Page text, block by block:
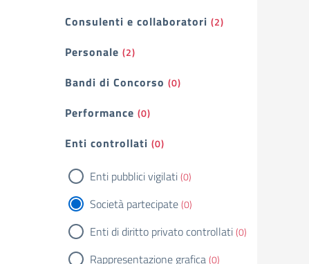
Consulenti e collaboratori (2)
Personale (2)
Bandi di Concorso (0)
Performance (0)
Enti controllati (0)
Enti pubblici vigilati(0)
Società partecipate(0)
Enti di diritto privato controllati(0)
Rappresentazione grafica(0)